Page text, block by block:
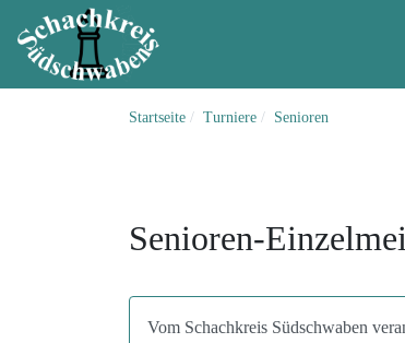
Startseite Turniere Senioren
Senioren-
Vom Schachkreis Südschwaben